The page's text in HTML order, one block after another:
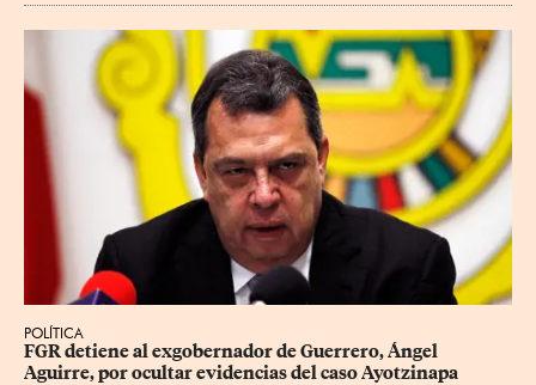
POLÍTICA
FGR detiene al exgobernador de Guerrero, Ángel
Aguirre, por ocultar evidencias del caso Ayotzinapa